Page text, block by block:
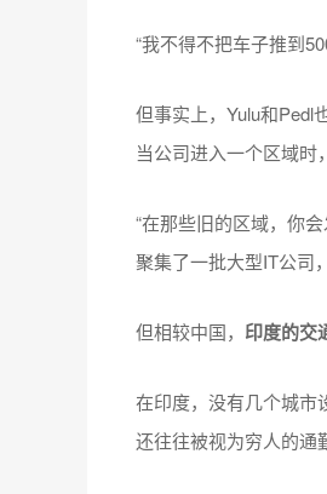
“我不得不把车子推到
但事实上，Yulu和Pedl
当公司进入一个区域时
“在那些旧的区域，你
聚集了一批大型IT公司
但相较中国， 印度的交
在印度，没有几个城市
还往往被视为穷人的通